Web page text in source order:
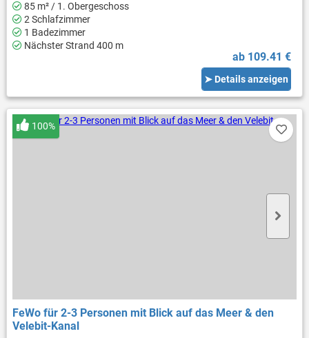
85 m² / 1. Obergeschoss
2 Schlafzimmer
1 Badezimmer
Nächster Strand 400 m
ab 109.41 €
➤ Details anzeigen
FeWo für 2-3 Personen mit Blick auf das Meer & den
Velebit-Kanal
100%